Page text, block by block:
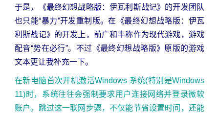
于是，《最终幻想战略版：伊瓦利斯战记》的开发团队
也只能“暴力”开发重制版。在《最终幻想战略版：伊瓦
利斯战记》的开发上，前广和丰称作为现代游戏，游戏
配音“势在必行”。不过《最终幻想战略版》原版的游戏
文本更让我补充一下。
在新电脑首次开机激活Windows 系统(特别是Windows
11)时，系统往往会强制要求用户连接网络并登录微软
账户。跳过这一联网步骤，不仅能节省设置时间，还能